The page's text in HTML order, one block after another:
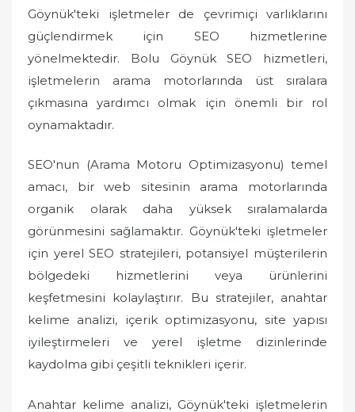
Göynük'teki işletmeler de çevrimiçi varlıklarını
güçlendirmek için SEO hizmetlerine
yönelmektedir. Bolu Göynük SEO hizmetleri,
işletmelerin arama motorlarında üst sıralara
çıkmasına yardımcı olmak için önemli bir rol
oynamaktadır.
SEO'nun (Arama Motoru Optimizasyonu) temel
amacı, bir web sitesinin arama motorlarında
organik olarak daha yüksek sıralamalarda
görünmesini sağlamaktır. Göynük'teki işletmeler
için yerel SEO stratejileri, potansiyel müşterilerin
bölgedeki hizmetlerini veya ürünlerini
keşfetmesini kolaylaştırır. Bu stratejiler, anahtar
kelime analizi, içerik optimizasyonu, site yapısı
iyileştirmeleri ve yerel işletme dizinlerinde
kaydolma gibi çeşitli teknikleri içerir.
Anahtar kelime analizi, Göynük'teki işletmelerin